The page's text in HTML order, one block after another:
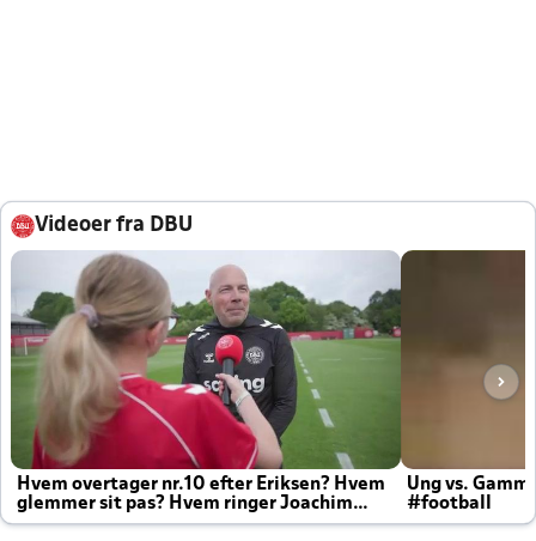
Videoer fra DBU
Hvem overtager nr.10 efter Eriksen? Hvem
glemmer sit pas? Hvem ringer Joachim
altid til efter kampe?
Ung vs.
#football